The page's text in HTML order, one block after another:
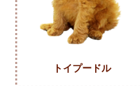
トイプードル